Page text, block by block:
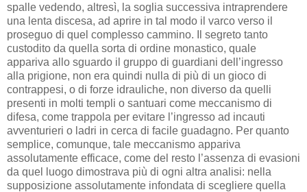
spalle vedendo, altresì, la soglia successiva intraprendere
una lenta discesa, ad aprire in tal modo il varco verso il
proseguo di quel complesso cammino. Il segreto tanto
custodito da quella sorta di ordine monastico, quale
appariva allo sguardo il gruppo di guardiani dell’ingresso
alla prigione, non era quindi nulla di più di un gioco di
contrappesi, o di forze idrauliche, non diverso da quelli
presenti in molti templi o santuari come meccanismo di
difesa, come trappola per evitare l’ingresso ad incauti
avventurieri o ladri in cerca di facile guadagno. Per quanto
semplice, comunque, tale meccanismo appariva
assolutamente efficace, come del resto l’assenza di evasioni
da quel luogo dimostrava più di ogni altra analisi: nella
supposizione assolutamente infondata di scegliere quella